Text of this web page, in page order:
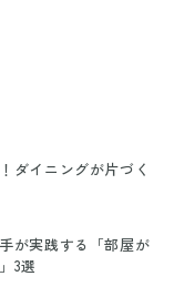
ダイニングが片づく
が実践する「部屋が
3選